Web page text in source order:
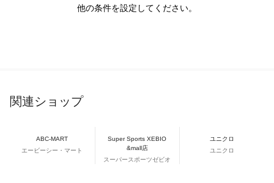
他の条件を設定してください。
関連ショップ
ABC-MART
エービーシー・マート
Super Sports XEBIO
&mall店
スーパースポーツゼビオ
ユニクロ
ユニクロ